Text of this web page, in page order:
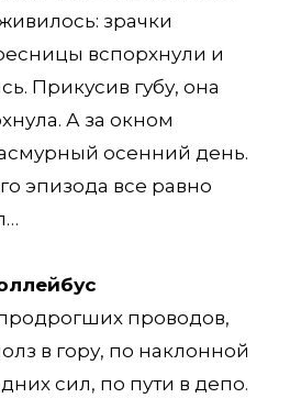
зрачки
вспорхнули и
Прикусив губу, она
А за окном
осенний день.
эпизода все равно
проводов,
в гору, по наклонной
сил, по пути в депо.